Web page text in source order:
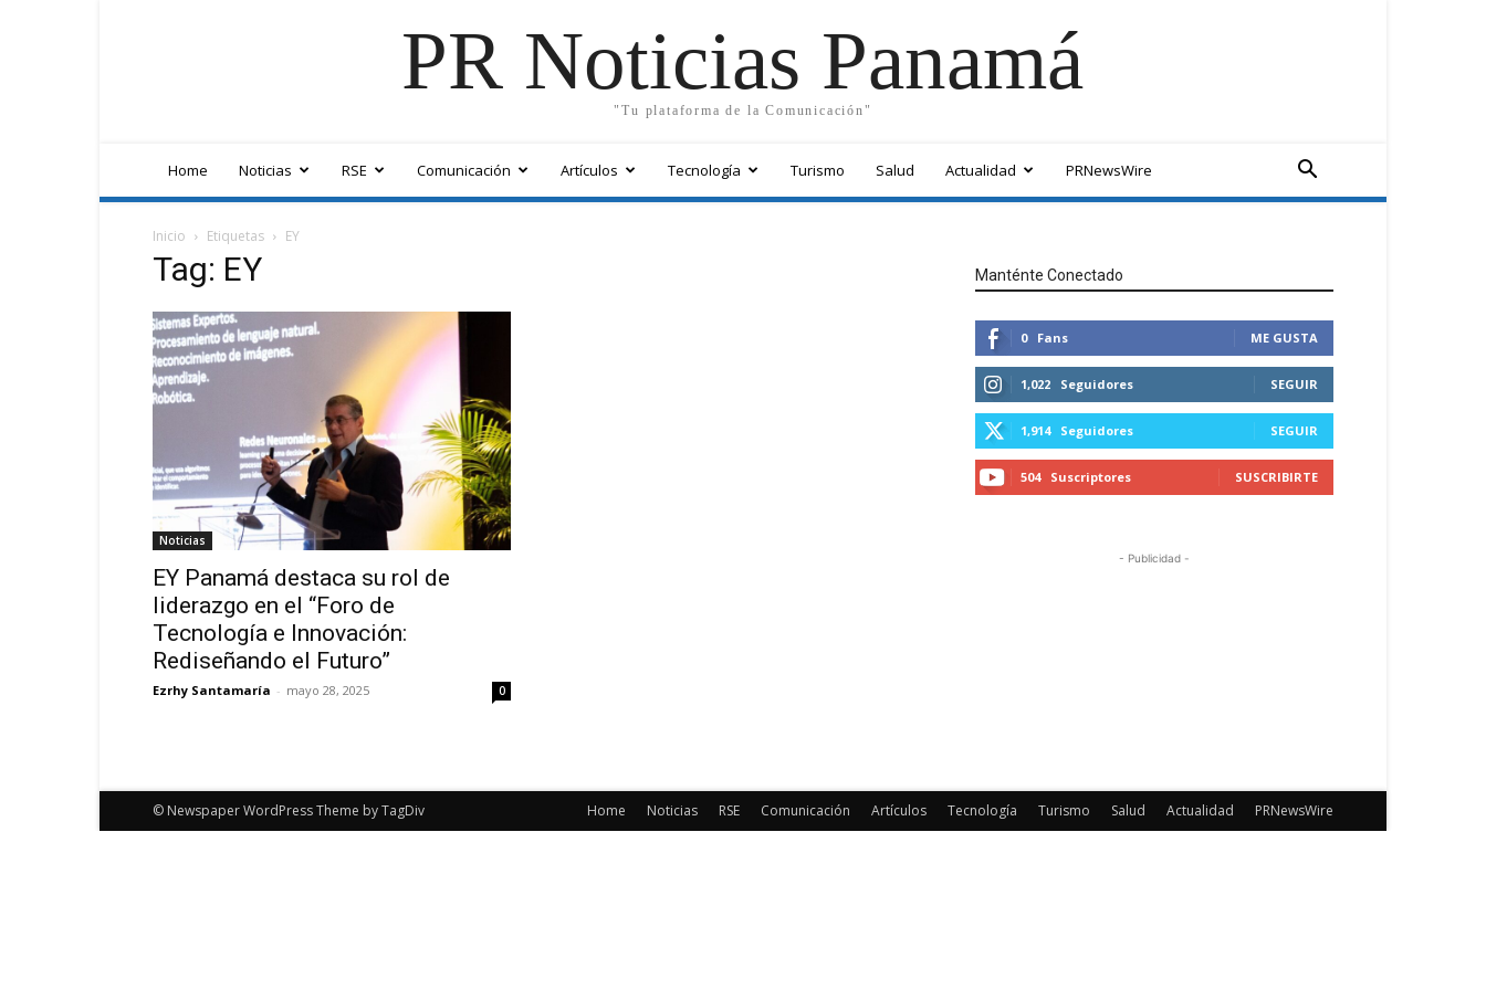
PR Noticias Panamá
"Tu plataforma de la Comunicación"
Home Noticias RSE Comunicación Artículos Tecnología Turismo Salud Actualidad PRNewsWire
Inicio Etiquetas EY
Tag: EY
Noticias
EY Panamá destaca su rol de
liderazgo en el “Foro de
Tecnología e Innovación:
Rediseñando el Futuro”
Ezrhy Santamaría - mayo 28, 2025 0
Manténte Conectado
0 Fans ME GUSTA
1,022 Seguidores SEGUIR
1,914 Seguidores SEGUIR
504 Suscriptores SUSCRIBIRTE
- Publicidad -
Home Noticias RSE Comunicación Artículos Tecnología Turismo Salud Actualidad PRNewsWire
© Newspaper WordPress Theme by TagDiv